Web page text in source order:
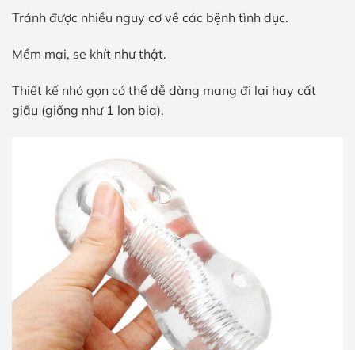
Tránh được nhiều nguy cơ về các bệnh tình dục.
Mềm mại, se khít như thật.
Thiết kế nhỏ gọn có thể dễ dàng mang đi lại hay cất
giấu (giống như 1 lon bia).